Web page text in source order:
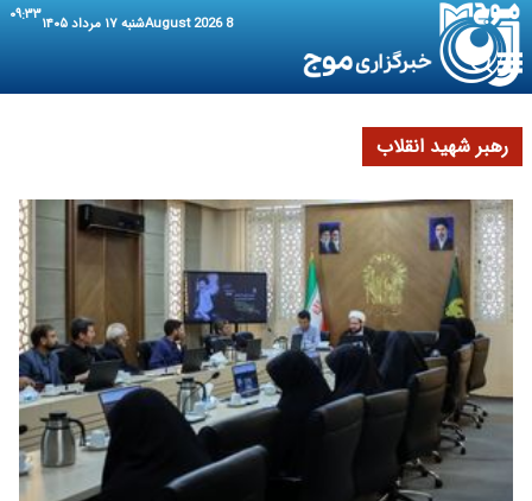
8 August 2026 شنبه ۱۷ مرداد ۱۴۰۵ ۰۹:۳۳
رهبر شهید انقلاب